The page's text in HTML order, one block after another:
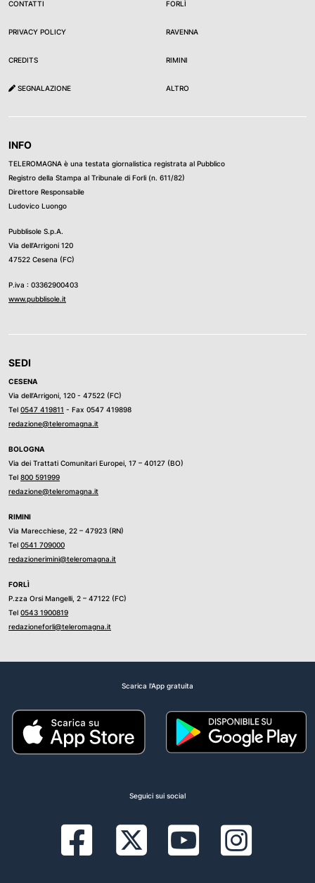
CONTATTI
PRIVACY POLICY
CREDITS
SEGNALAZIONE
FORLÌ
RAVENNA
RIMINI
ALTRO
INFO
TELEROMAGNA è una testata giornalistica registrata al Pubblico
Registro della Stampa al Tribunale di Forli (n. 611/82)
Direttore Responsabile
Ludovico Luongo
Pubblisole S.p.A.
Via dell’Arrigoni 120
47522 Cesena (FC)
P.iva : 03362900403
www.pubblisole.it
SEDI
CESENA
Via dell’Arrigoni, 120 - 47522 (FC)
Tel 0547 419811 - Fax 0547 419898
redazione@teleromagna.it
BOLOGNA
Via dei Trattati Comunitari Europei, 17 – 40127 (BO)
Tel 800 591999
redazione@teleromagna.it
RIMINI
Via Marecchiese, 22 – 47923 (RN)
Tel 0541 709000
redazionerimini@teleromagna.it
FORLÌ
P.zza Orsi Mangelli, 2 – 47122 (FC)
Tel 0543 1900819
redazioneforli@teleromagna.it
Scarica l'App gratuita
Seguici sui social